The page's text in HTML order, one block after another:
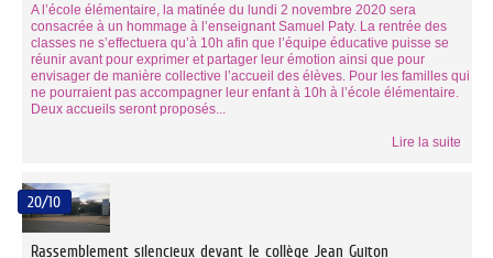
A l’école élémentaire, la matinée du lundi 2 novembre 2020 sera
consacrée à un hommage à l’enseignant Samuel Paty. La rentrée des
classes ne s’effectuera qu’à 10h afin que l’équipe éducative puisse se
réunir avant pour exprimer et partager leur émotion ainsi que pour
envisager de manière collective l’accueil des élèves. Pour les familles qui
ne pourraient pas accompagner leur enfant à 10h à l’école élémentaire.
Deux accueils seront proposés...
Lire la suite
20/10
Rassemblement silencieux devant le collège Jean Guiton